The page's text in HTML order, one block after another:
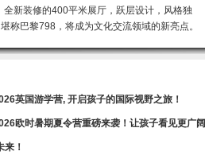
全新装修的400平米展厅，跃层设计，风格独
称巴黎798，将成为文化交流领域的新亮点。
英国游学营, 开启孩子的国际视野之旅！
欧时暑期夏令营重磅来袭！让孩子看见更广阔
来！